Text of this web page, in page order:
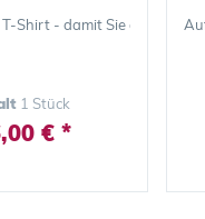
Sicht auffallen
Shirt - damit Sie auch bei
1 Stück
€ *